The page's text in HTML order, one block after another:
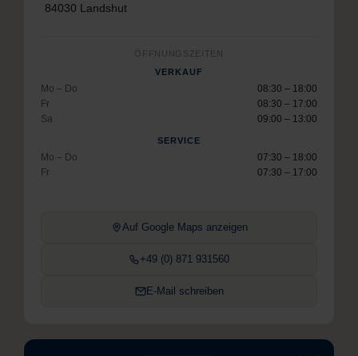
84030 Landshut
ÖFFNUNGSZEITEN
VERKAUF
Mo – Do
08:30 – 18:00
Fr
08:30 – 17:00
Sa
09:00 – 13:00
SERVICE
Mo – Do
07:30 – 18:00
Fr
07:30 – 17:00
Auf Google Maps anzeigen
+49 (0) 871 931560
E-Mail schreiben